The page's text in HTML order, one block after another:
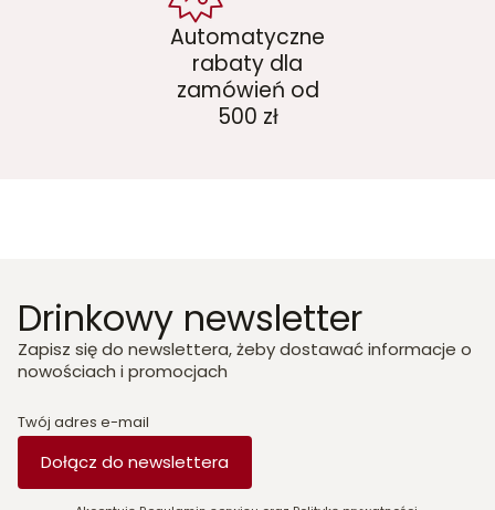
Automatyczne
rabaty dla
zamówień od
500 zł
Drinkowy newsletter
Zapisz się do newslettera, żeby dostawać informacje o
nowościach i promocjach
Twój adres e-mail
Dołącz do newslettera